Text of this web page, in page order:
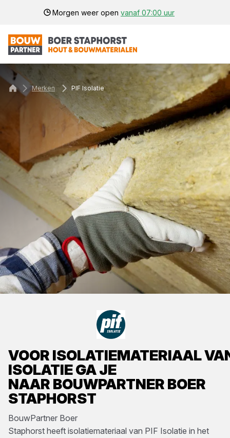
Morgen weer open vanaf 07:00 uur
VOOR ISOLATIEMATERIAAL
ISOLATIEGA JE
NAAR BOUWPARTNER BOER
STAPHORST
BouwPartner Boer
Staphorst heeft isolatiemateriaal van PIF Isolatie in het
Merken PIF Isolatie